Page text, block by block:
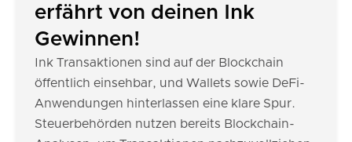
erfährt von deinen Ink
Gewinnen!
Ink Transaktionen sind auf der Blockchain
öffentlich einsehbar, und Wallets sowie DeFi-
Anwendungen hinterlassen eine klare Spur.
Steuerbehörden nutzen bereits Blockchain-